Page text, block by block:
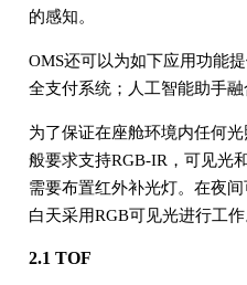
的感知。
OMS还可以为如下应用功能
全支付系统；人工智能助手融
为了保证在座舱环境内任何
般要求支持RGB-IR，可见光
需要布置红外补光灯。在夜
白天采用RGB可见光进行工作
2.1 TOF